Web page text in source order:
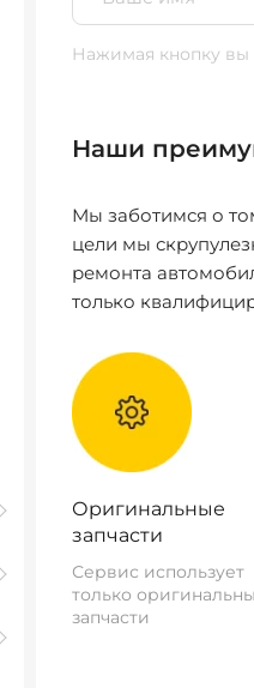
Нажимая кнопку вы
Наши
Мы заботимся о
цели мы
ремонта
только
Оригинальные
запчасти
Сервис использует
только
запчасти